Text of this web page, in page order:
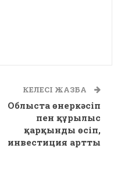
КЕЛЕСІ ЖАЗБА
Облыста өнеркәсіп
пен құрылыс
қарқынды өсіп,
инвестиция артты